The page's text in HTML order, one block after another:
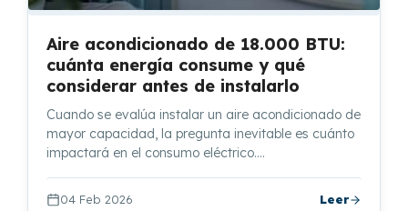
Aire acondicionado de 18.000 BTU:
cuánta energía consume y qué
considerar antes de instalarlo
Cuando se evalúa instalar un aire acondicionado de
mayor capacidad, la pregunta inevitable es cuánto
impactará en el consumo eléctrico.…
04 Feb 2026 Leer